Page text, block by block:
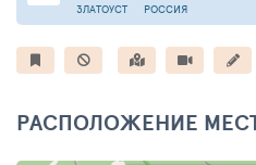
РОССИЯ
ЗЛАТОУСТ
РАСПОЛОЖЕНИЕ